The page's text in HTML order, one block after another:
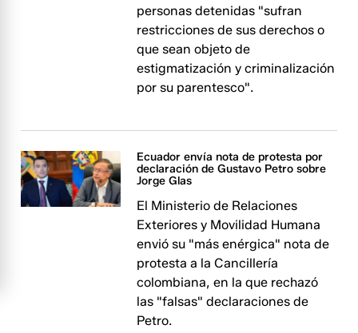
personas detenidas "sufran
restricciones de sus derechos o
que sean objeto de
estigmatización y criminalización
por su parentesco".
Ecuador envía nota de protesta por
declaración de Gustavo Petro sobre
Jorge Glas
El Ministerio de Relaciones
Exteriores y Movilidad Humana
envió su "más enérgica" nota de
protesta a la Cancillería
colombiana, en la que rechazó
las "falsas" declaraciones de
Petro.